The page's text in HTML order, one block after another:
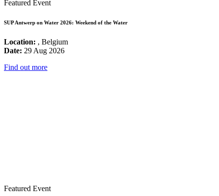
Featured Event
SUP Antwerp on Water 2026: Weekend of the Water
Location: , Belgium
Date: 29 Aug 2026
Find out more
Featured Event